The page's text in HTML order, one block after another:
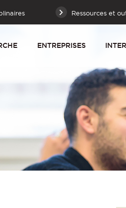
Ressources et
ENTREPRISES